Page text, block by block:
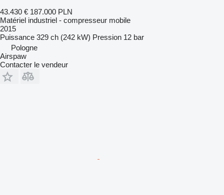
43.430 € 187.000 PLN
Matériel industriel - compresseur mobile
2015
Puissance 329 ch (242 kW) Pression 12 bar
Pologne
Airspaw
Contacter le vendeur